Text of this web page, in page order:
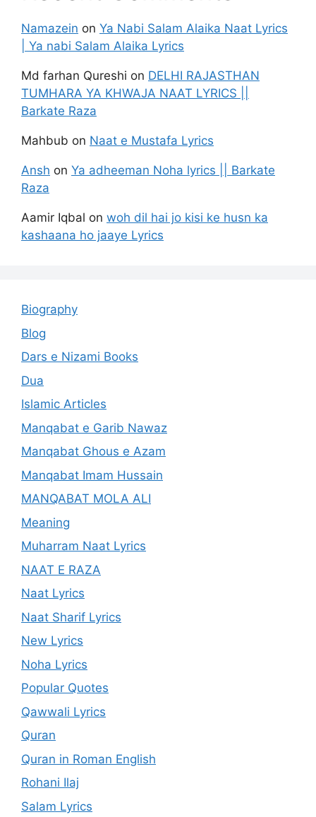
Namazein on Ya Nabi Salam Alaika Naat Lyrics
| Ya nabi Salam Alaika Lyrics
Md farhan Qureshi on DELHI RAJASTHAN
TUMHARA YA KHWAJA NAAT LYRICS ||
Barkate Raza
Mahbub on Naat e Mustafa Lyrics
Ansh on Ya adheeman Noha lyrics || Barkate
Raza
Aamir Iqbal on woh dil hai jo kisi ke husn ka
kashaana ho jaaye Lyrics
Biography
Blog
Dars e Nizami Books
Dua
Islamic Articles
Manqabat e Garib Nawaz
Manqabat Ghous e Azam
Manqabat Imam Hussain
MANQABAT MOLA ALI
Meaning
Muharram Naat Lyrics
NAAT E RAZA
Naat Lyrics
Naat Sharif Lyrics
New Lyrics
Noha Lyrics
Popular Quotes
Qawwali Lyrics
Quran
Quran in Roman English
Rohani Ilaj
Salam Lyrics